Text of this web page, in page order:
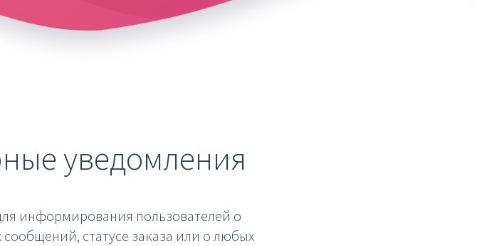
уведомления
информирования пользователей о
статусе заказа или о любых